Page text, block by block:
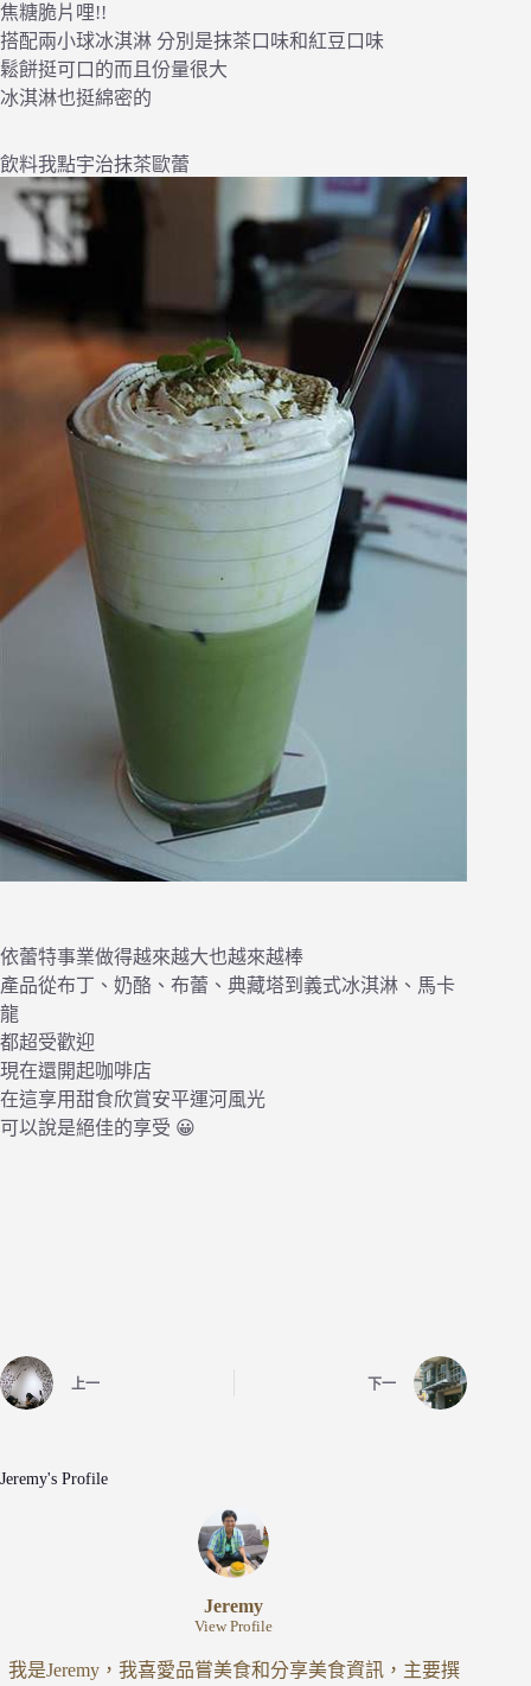
焦糖脆片哩!!
搭配兩小球冰淇淋 分別是抹茶口味和紅豆口味
鬆餅挺可口的而且份量很大
冰淇淋也挺綿密的
飲料我點宇治抹茶歐蕾
依蕾特事業做得越來越大也越來越棒
產品從布丁、奶酪、布蕾、典藏塔到義式冰淇淋、馬卡
龍
都超受歡迎
現在還開起咖啡店
在這享用甜食欣賞安平運河風光
可以說是絕佳的享受 😀
上一 下一
Jeremy's Profile
Jeremy
View Profile
我是Jeremy，我喜愛品嘗美食和分享美食資訊，主要撰